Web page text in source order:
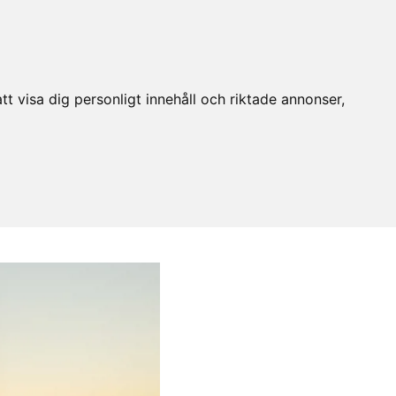
visa dig personligt innehåll och riktade annonser,